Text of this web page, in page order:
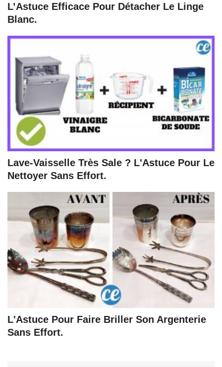
L’Astuce Efficace Pour Détacher Le Linge
Blanc.
Lave-Vaisselle Très Sale ? L'Astuce Pour Le
Nettoyer Sans Effort.
L'Astuce Pour Faire Briller Son Argenterie
Sans Effort.